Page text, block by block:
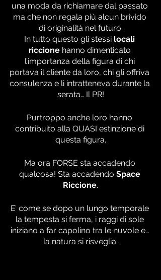
una moda da richiamare dal passato
ma che non regala più alcun brivido
di originalità nel futuro.
In tutto questo gli stessi locali
riccione hanno dimenticato
l’importanza della figura di chi
portava il cliente da loro, chi gli offriva
consulenza e li intratteneva durante la
serata… Il PR!
Purtroppo anche loro hanno
contribuito alla QUASI estinzione di
questa figura.
Ma ora FORSE sta accadendo
qualcosa! Sta accadendo Space
Riccione.
E’ come se dopo un lungo temporale
la tempesta si ferma, i raggi di sole
iniziano a far capolino tra le nuvole e…
la natura si risveglia.